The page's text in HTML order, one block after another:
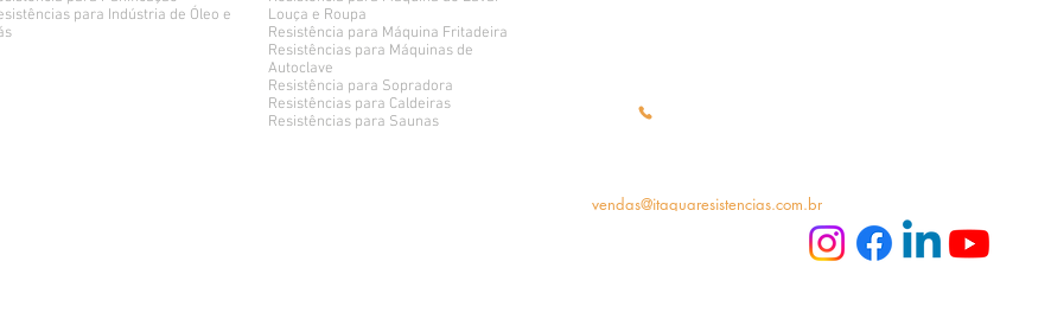
para Indústria de Óleo e
Louça e Roupa
Resistência para Máquina Fritadeira
Resistências para Máquinas de
Autoclave
Resistência para Sopradora
Resistências para Caldeiras
Resistências para Saunas
vendas@itaquaresistencias.com.br